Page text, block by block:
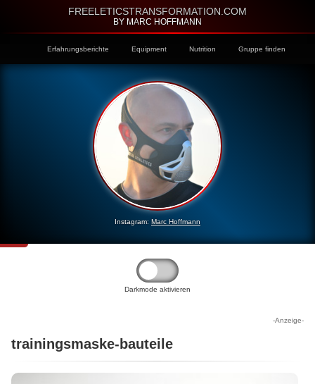
FREELETICSTRANSFORMATION.COM
BY MARC HOFFMANN
Erfahrungsberichte Equipment Nutrition Gruppe finden
Instagram: Marc Hoffmann
Darkmode aktivieren
-Anzeige-
trainingsmaske-bauteile